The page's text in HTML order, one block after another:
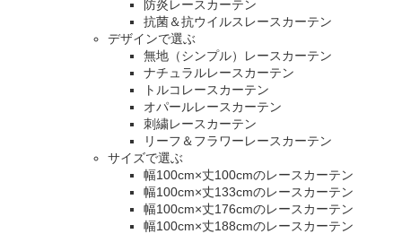
防炎レースカーテン
抗菌＆抗ウイルスレースカーテン
デザインで選ぶ
無地（シンプル）レースカーテン
ナチュラルレースカーテン
トルコレースカーテン
オパールレースカーテン
刺繍レースカーテン
リーフ＆フラワーレースカーテン
サイズで選ぶ
幅100cm×丈100cmのレースカーテン
幅100cm×丈133cmのレースカーテン
幅100cm×丈176cmのレースカーテン
幅100cm×丈188cmのレースカーテン